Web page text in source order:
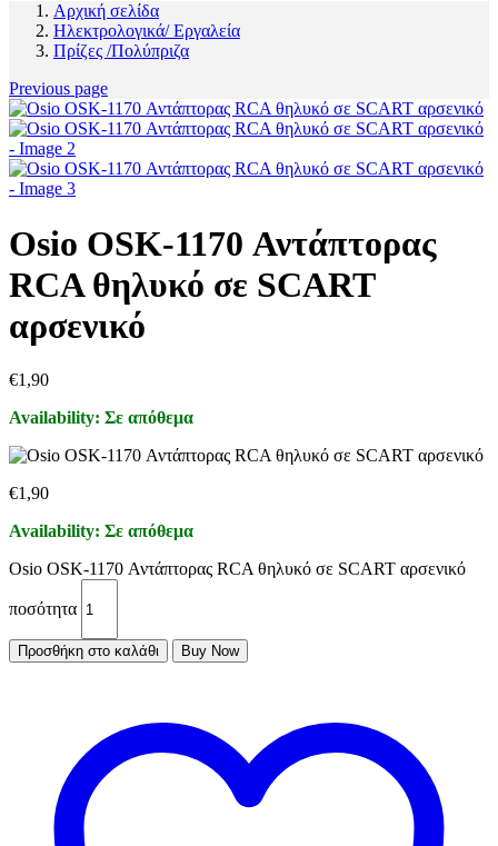
Αρχική σελίδα
Ηλεκτρολογικά/ Εργαλεία
Πρίζες /Πολύπριζα
Previous page
Osio OSK-1170 Αντάπτορας
RCA θηλυκό σε SCART
αρσενικό
€1,90
Availability: Σε απόθεμα
€1,90
Availability: Σε απόθεμα
Osio OSK-1170 Αντάπτορας RCA θηλυκό σε SCART αρσενικό
ποσότητα
Προσθήκη στο καλάθι Buy Now